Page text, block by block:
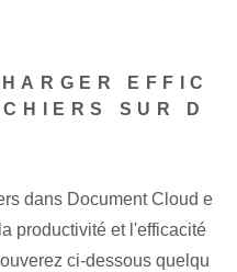
EFFIC
SUR D
dans Document Cloud e
productivité et l'efficacité
ci-dessous quelqu